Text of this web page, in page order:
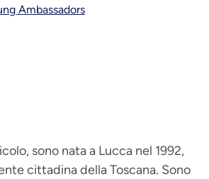
Ambassadors
sono nata a Lucca nel 1992,
cittadina della Toscana. Sono